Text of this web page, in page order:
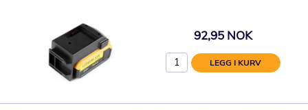
92,95 NOK
LEGG I KURV